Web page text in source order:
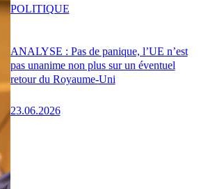
ANALYSE : Pas de panique, l’UE n’est
pas unanime non plus sur un éventuel
retour du Royaume-Uni
23.06.2026
POLITIQUE